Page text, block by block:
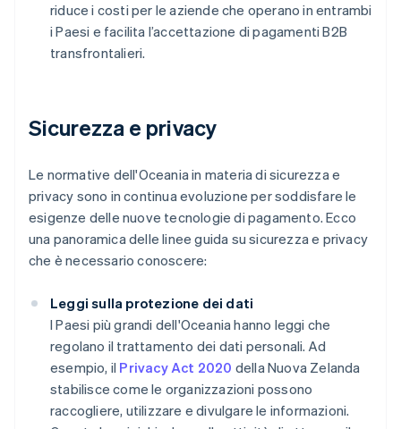
riduce i costi per le aziende che operano in entrambi
i Paesi e facilita l’accettazione di pagamenti B2B
transfrontalieri.
Sicurezza e privacy
Le normative dell'Oceania in materia di sicurezza e
privacy sono in continua evoluzione per soddisfare le
esigenze delle nuove tecnologie di pagamento. Ecco
una panoramica delle linee guida su sicurezza e privacy
che è necessario conoscere:
Leggi sulla protezione dei dati
I Paesi più grandi dell'Oceania hanno leggi che
regolano il trattamento dei dati personali. Ad
esempio, il Privacy Act 2020 della Nuova Zelanda
stabilisce come le organizzazioni possono
raccogliere, utilizzare e divulgare le informazioni.